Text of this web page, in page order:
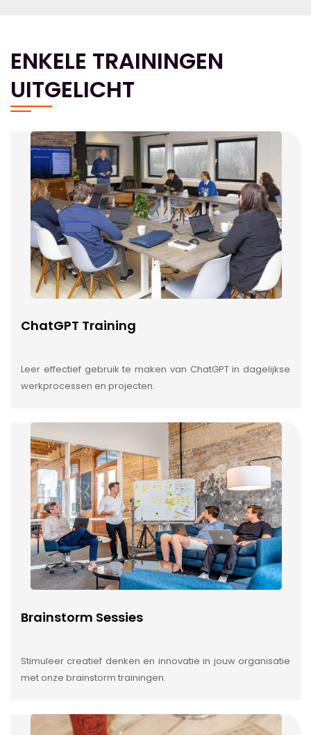
ENKELE TRAININGEN
UITGELICHT
ChatGPT Training
Leer effectief gebruik te maken van ChatGPT in dagelijkse
werkprocessen en projecten.
Brainstorm Sessies
Stimuleer creatief denken en innovatie in jouw organisatie
met onze brainstorm trainingen.